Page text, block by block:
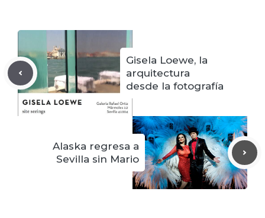
Gisela Loewe, la
arquitectura
desde la fotografía
Alaska regresa a
Sevilla sin Mario